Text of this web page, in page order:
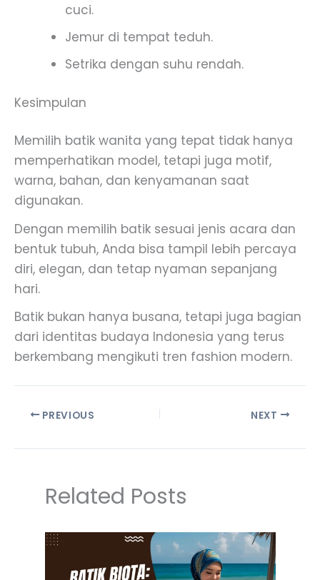
cuci.
Jemur di tempat teduh.
Setrika dengan suhu rendah.
Kesimpulan
Memilih batik wanita yang tepat tidak hanya
memperhatikan model, tetapi juga motif,
warna, bahan, dan kenyamanan saat
digunakan.
Dengan memilih batik sesuai jenis acara dan
bentuk tubuh, Anda bisa tampil lebih percaya
diri, elegan, dan tetap nyaman sepanjang
hari.
Batik bukan hanya busana, tetapi juga bagian
dari identitas budaya Indonesia yang terus
berkembang mengikuti tren fashion modern.
PREVIOUS NEXT
Related Posts